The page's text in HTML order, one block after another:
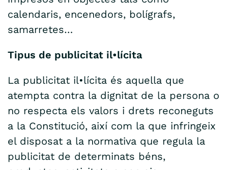
calendaris, encenedors, bolígrafs,
samarretes…
Tipus de publicitat il•lícita
La publicitat il•lícita és aquella que
atempta contra la dignitat de la persona o
no respecta els valors i drets reconeguts
a la Constitució, així com la que infringeix
el disposat a la normativa que regula la
publicitat de determinats béns,